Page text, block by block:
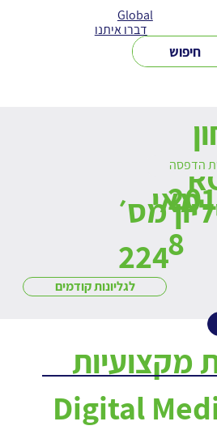
Global
דברו איתנו
מס׳
224
לגליונות קודמים
מאי
201
8
הדפסה
Digital
מקצועיות